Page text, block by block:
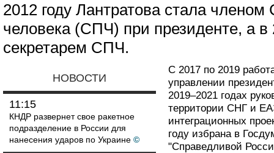
2012 году Лантратова стала
человека (СПЧ) при президенте, а в
секретарем СПЧ.
НОВОСТИ
11:15
КНДР развернет свое ракетное
подразделение в России для
нанесения ударов по Украине ©
С 2017 по 2019
управлении
2019–2021 годах
территории СНГ и
интеграционных
году избрана в
"Справедливой